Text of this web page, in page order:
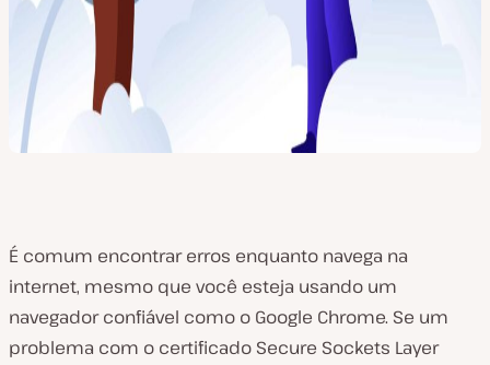
É comum encontrar erros enquanto navega na
internet, mesmo que você esteja usando um
navegador confiável como o Google Chrome. Se um
problema com o certificado Secure Sockets Layer